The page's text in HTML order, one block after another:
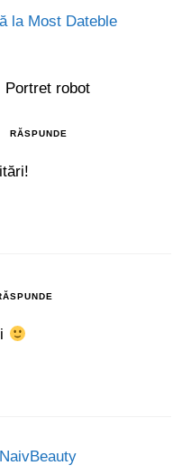
la Most Dateble
Portret robot
RĂSPUNDE